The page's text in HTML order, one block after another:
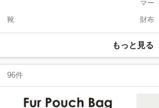
マー
靴
財布
もっと見る
96件